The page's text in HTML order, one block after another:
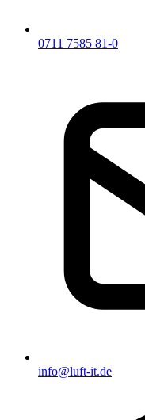
0711 7585 81-0
info@luft-it.de